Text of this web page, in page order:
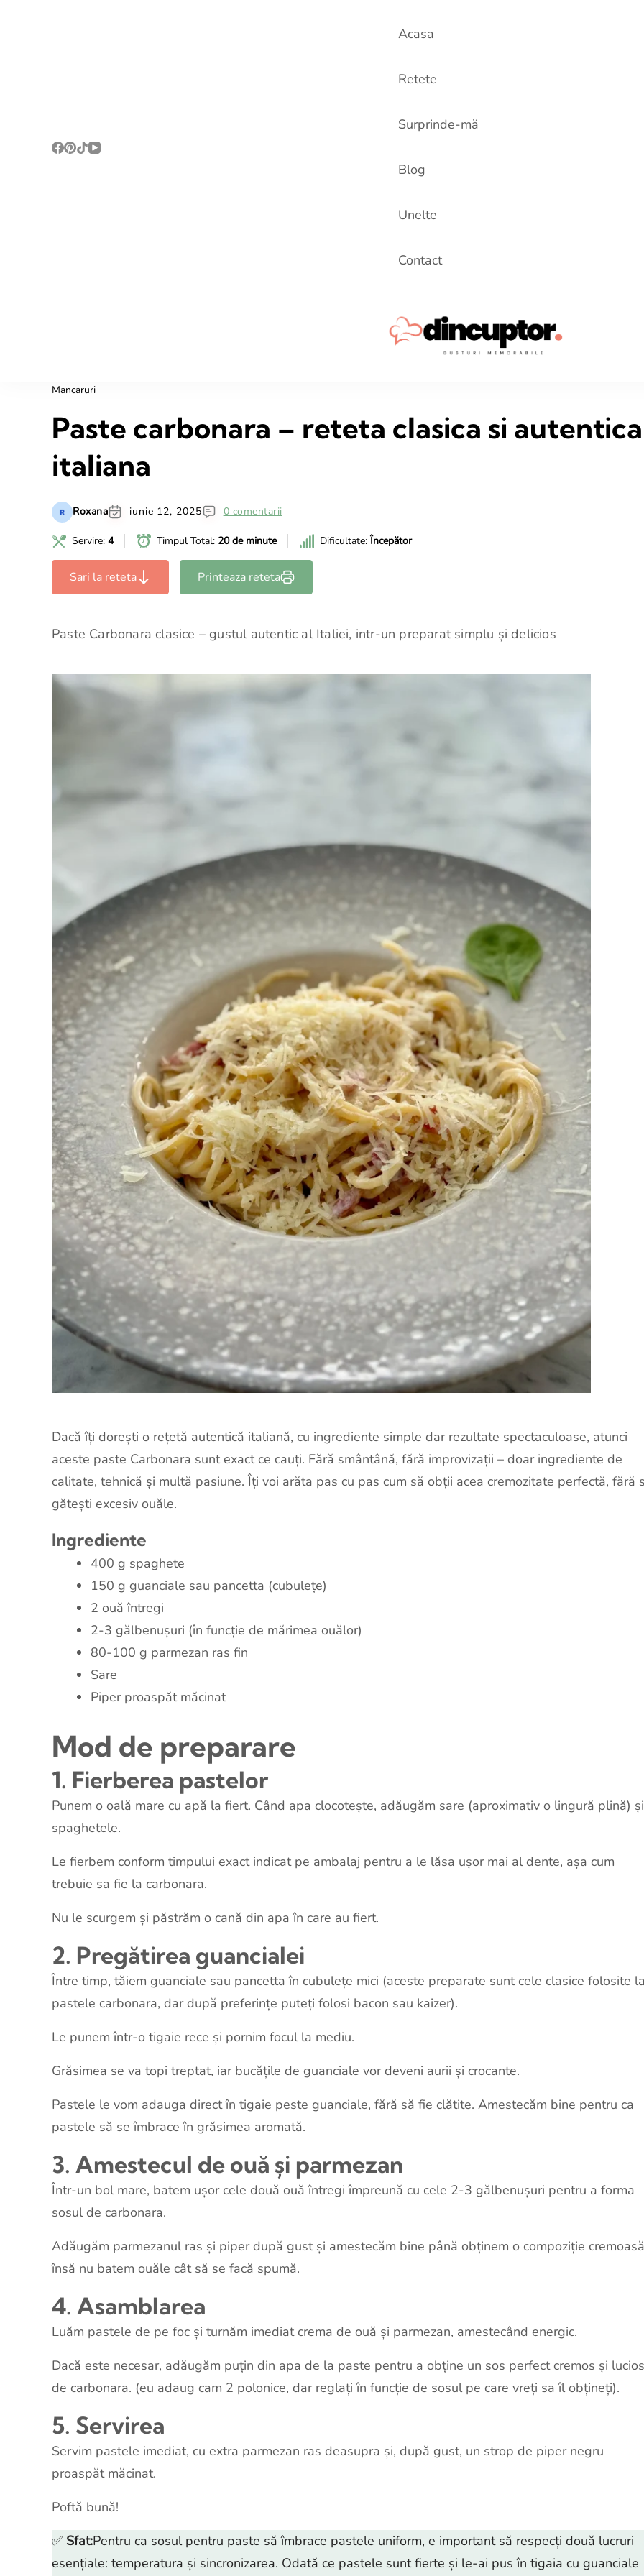
Acasa
Retete
Surprinde-mă
Blog
Unelte
Contact
Mancaruri
Paste carbonara – reteta clasica si autentica
italiana
Roxana iunie 12, 2025 0 comentarii
Servire: 4 Timpul Total: 20 de minute Dificultate:Începător
Sari la reteta Printeaza reteta
Paste Carbonara clasice – gustul autentic al Italiei, intr-un preparat simplu și delicios
Dacă îți dorești o rețetă autentică italiană, cu ingrediente simple dar rezultate spectaculoase, atunci
aceste paste Carbonara sunt exact ce cauți. Fără smântână, fără improvizații – doar ingrediente de
calitate, tehnică și multă pasiune. Îți voi arăta pas cu pas cum să obții acea cremozitate perfectă, fără
gătești excesiv ouăle.
Ingrediente
400 g spaghete
150 g guanciale sau pancetta (cubulețe)
2 ouă întregi
2-3 gălbenușuri (în funcție de mărimea ouălor)
80-100 g parmezan ras fin
Sare
Piper proaspăt măcinat
Mod de preparare
1. Fierberea pastelor
Punem o oală mare cu apă la fiert. Când apa clocotește, adăugăm sare (aproximativ o lingură plină) și
spaghetele.
Le fierbem conform timpului exact indicat pe ambalaj pentru a le lăsa ușor mai al dente, așa cum
trebuie sa fie la carbonara.
Nu le scurgem și păstrăm o cană din apa în care au fiert.
2. Pregătirea guancialei
Între timp, tăiem guanciale sau pancetta în cubulețe mici (aceste preparate sunt cele clasice folosite
pastele carbonara, dar după preferințe puteți folosi bacon sau kaizer).
Le punem într-o tigaie rece și pornim focul la mediu.
Grăsimea se va topi treptat, iar bucățile de guanciale vor deveni aurii și crocante.
Pastele le vom adauga direct în tigaie peste guanciale, fără să fie clătite. Amestecăm bine pentru ca
pastele să se îmbrace în grăsimea aromată.
3. Amestecul de ouă și parmezan
Într-un bol mare, batem ușor cele două ouă întregi împreună cu cele 2-3 gălbenușuri pentru a forma
sosul de carbonara.
Adăugăm parmezanul ras și piper după gust și amestecăm bine până obținem o compoziție
însă nu batem ouăle cât să se facă spumă.
4. Asamblarea
Luăm pastele de pe foc și turnăm imediat crema de ouă și parmezan, amestecând energic.
Dacă este necesar, adăugăm puțin din apa de la paste pentru a obține un sos perfect cremos și lucios
de carbonara. (eu adaug cam 2 polonice, dar reglați în funcție de sosul pe care vreți sa îl obțineți).
5. Servirea
Servim pastele imediat, cu extra parmezan ras deasupra și, după gust, un strop de piper negru
proaspăt măcinat.
Poftă bună!
✅ Sfat:Pentru ca sosul pentru paste să îmbrace pastele uniform, e important să respecți două lucruri
esențiale: temperatura și sincronizarea. Odată ce pastele sunt fierte și le-ai pus în tigaia cu guanciale